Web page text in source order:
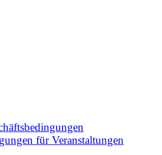
für Veranstaltungen